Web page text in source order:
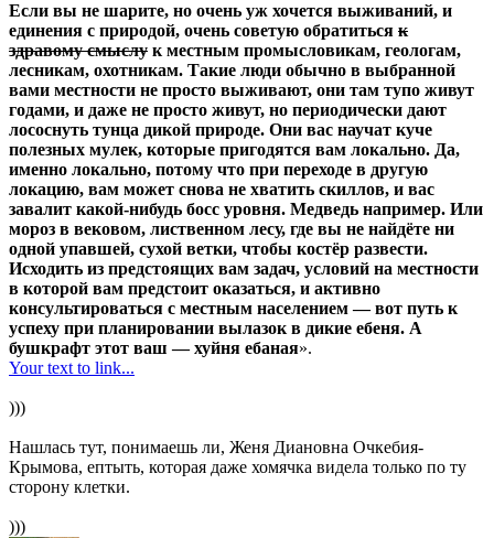
Если вы не шарите, но очень уж хочется выживаний, и
единения с природой, очень советую обратиться к
здравому смыслу к местным промысловикам, геологам,
лесникам, охотникам. Такие люди обычно в выбранной
вами местности не просто выживают, они там тупо живут
годами, и даже не просто живут, но периодически дают
лососнуть тунца дикой природе. Они вас научат куче
полезных мулек, которые пригодятся вам локально. Да,
именно локально, потому что при переходе в другую
локацию, вам может снова не хватить скиллов, и вас
завалит какой-нибудь босс уровня. Медведь например. Или
мороз в вековом, лиственном лесу, где вы не найдёте ни
одной упавшей, сухой ветки, чтобы костёр развести.
Исходить из предстоящих вам задач, условий на местности
в которой вам предстоит оказаться, и активно
консультироваться с местным населением — вот путь к
успеху при планировании вылазок в дикие ебеня. А
бушкрафт этот ваш — хуйня ебаная».
Your text to link...
)))
Нашлась тут, понимаешь ли, Женя Диановна Очкебия-
Крымова, ептыть, которая даже хомячка видела только по ту
сторону клетки.
)))